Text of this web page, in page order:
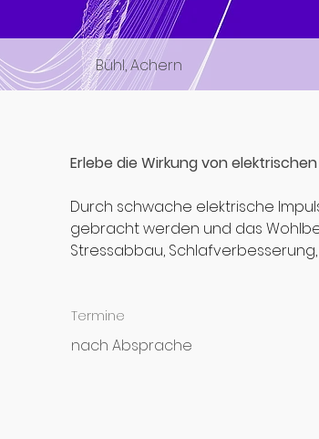
Bühl, Achern
Erlebe die Wirkung von
Durch schwache elektrische
gebracht werden und das
Stressabbau,
Termine
nach Absprache